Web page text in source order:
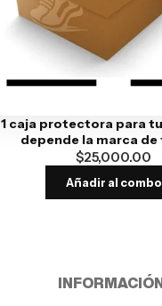
1 caja protectora para
depende la marca de
$25,000.00
Añadir al combo